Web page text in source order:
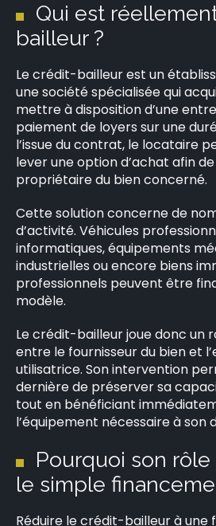
Qui est
bailleur ?
Le crédit-bailleur est un
une société spécialisée qui
mettre à disposition d’une
paiement de loyers sur une
l’issue du contrat, le locataire
lever une option d’achat afin
propriétaire du bien concerné.
Cette solution concerne de
d’activité. Véhicules
informatiques, équipements
industrielles ou encore biens
professionnels peuvent être
modèle.
Le crédit-bailleur joue donc un
entre le fournisseur du bien et
utilisatrice. Son intervention
dernière de préserver sa
tout en bénéficiant
l’équipement nécessaire à son
Pourquoi son
le simple
Réduire le crédit-bailleur à